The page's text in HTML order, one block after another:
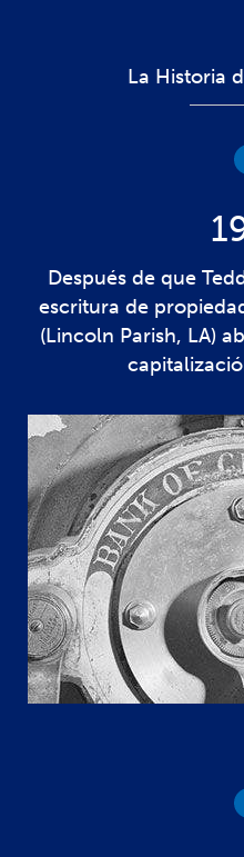
La Historia
Después de que
escritura de
(Lincoln Parish, LA)